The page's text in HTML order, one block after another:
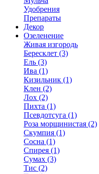
Удобрения
Препараты
Декор
Озеленение
Живая изгородь
Бересклет (3)
Ель (3)
Ива (1)
Кизильник (1)
Клен (2)
Лох (2)
Пихта (1)
Псевдотсуга (1)
Роза морщинистая (2)
Скумпия (1)
Сосна (1)
Спирея (1)
Сумах (3)
Тис (2)